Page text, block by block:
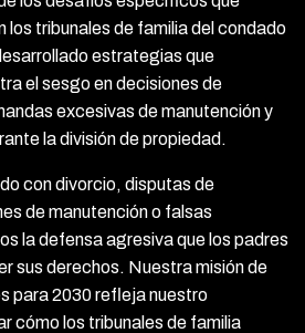
los tribunales de familia del condado
estrategias que
el sesgo en decisiones de
excesivas de manutención y
la división de propiedad.
con divorcio, disputas de
de manutención o falsas
la defensa agresiva que los padres
sus derechos. Nuestra misión de
para 2030 refleja nuestro
cómo los tribunales de familia